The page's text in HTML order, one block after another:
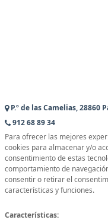
P.º de las Camelias, 28860
912 68 89 34
Para ofrecer las mejores
cookies para almacenar y/o
consentimiento de estas
comportamiento de
consentir o retirar el
características y funciones.
Características: